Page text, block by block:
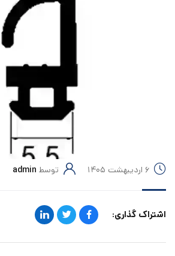
۶ اردیبهشت ۱۴۰۵ توسط admin
اشتراک گذاری: